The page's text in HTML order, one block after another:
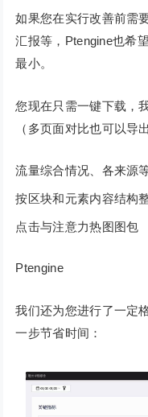
如果您在实行改善前需
汇报等，Ptengine也希
最小。
您现在只需一键下载，
（多页面对比也可以导
流量综合情况、各来源
按区块和元素内容结构
点击与注意力热图图包
Ptengine
我们还为您进行了一定
一步节省时间：